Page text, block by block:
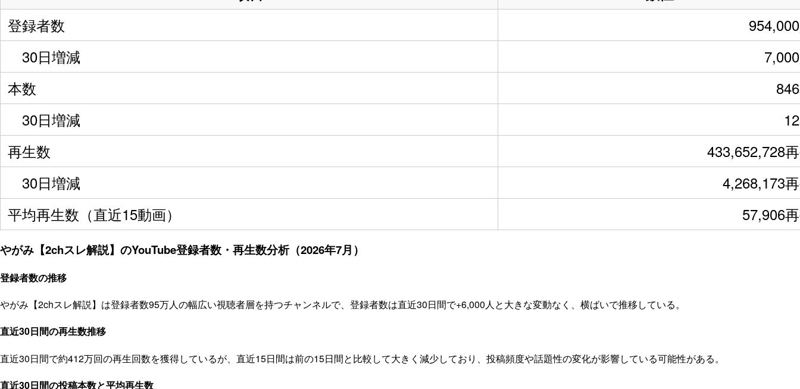
登録者数
30日増減
本数
30日増減
再生数
433,652,728
30日増減
4,268,173
平均再生数（直近15動画）
57,906
やがみ【2chスレ解説】のYouTube登録者数・再生数分析（2026年7月）
登録者数の推移
やがみ【2chスレ解説】は登録者数95万人の幅広い視聴者層を持つチャンネルで、登録者数は直近30日間で+6,000人と大きな変動なく、横ばいで推移している。
直近30日間の再生数推移
直近30日間で約412万回の再生回数を獲得しているが、直近15日間は前の15日間と比較して大きく減少しており、投稿頻度や話題性の変化が影響している可能性がある。
直近30日間の投稿本数と平均再生数